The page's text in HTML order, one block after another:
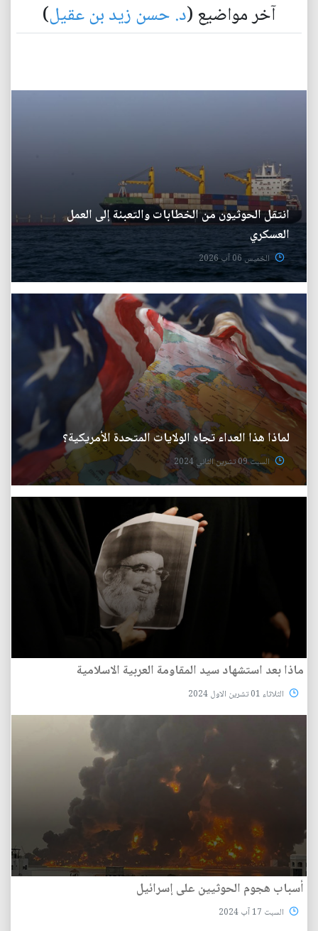
آخر مواضيع (د. حسن زيد بن عقيل)
انتقل الحوثيون من الخطابات والتعبئة إلى العمل
العسكري
الخميس 06 آب 2026
لماذا هذا العداء تجاه الولايات المتحدة الأمريكية؟
السبت 09 تشرين الثاني 2024
ماذا بعد استشهاد سيد المقاومة العربية الاسلامية
الثلاثاء 01 تشرين الاول 2024
أسباب هجوم الحوثيين على إسرائيل
السبت 17 آب 2024